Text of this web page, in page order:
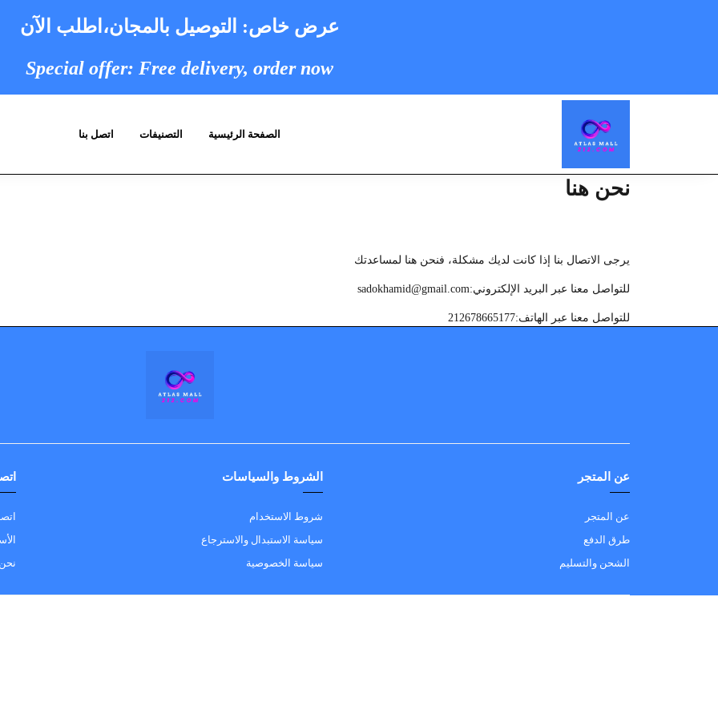
عرض خاص: التوصيل بالمجان، اطلب الآن
Special offer: Free delivery, order now
الصفحة الرئيسية التصنيفات اتصل بنا
نحن هنا
يرجى الاتصال بنا إذا كانت لديك مشكلة، فنحن هنا لمساعدتك
للتواصل معنا عبر البريد الإلكتروني:sadokhamid@gmail.com
للتواصل معنا عبر الهاتف:212678665177
عن المتجر
عن المتجر
طرق الدفع
الشحن والتسليم
الشروط والسياسات
شروط الاستخدام
سياسة الاستبدال والاسترجاع
سياسة الخصوصية